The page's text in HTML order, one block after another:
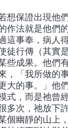
想保證出現他
作法就是他
這事奉，病人
徒行傳（其實
些成果。他們
，「我所做的
大的事。」他
式，而是祂曾
多次，祂放下
個幽靜的山上